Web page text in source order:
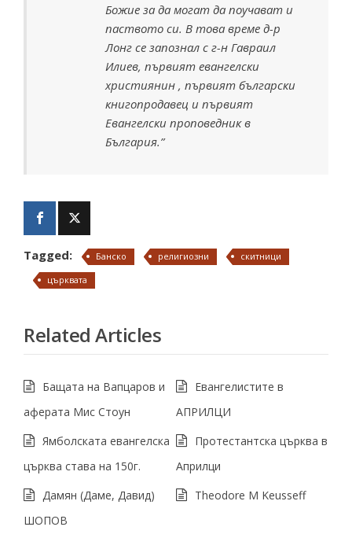
Божие за да могат да поучават и
паството си. В това време д-р
Лонг се запознал с г-н Гавраил
Илиев, първият евангелски
християнин , първият български
книгопродавец и първият
Евангелски проповедник в
България.”
Tagged: Банско религиозни
скитници
църквата
Related Articles
Бащата на Вапцаров и
аферата Мис Стоун
Евангелистите в
АПРИЛЦИ
Ямболската евангелска
църква става на 150г.
Протестантска църква в
Априлци
Дамян (Даме, Давид)
ШОПОВ
Theodore M Keusseff